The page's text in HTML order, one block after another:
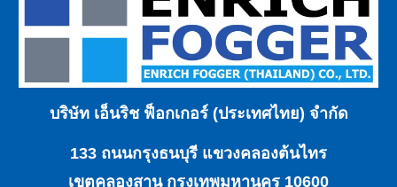
บริษัท เอ็นริช ฟ็อกเกอร์ (ประเทศไทย) จำกัด
133 ถนนกรุงธนบุรี แขวงคลองต้นไทร
เขตคลองสาน กรุงเทพมหานคร 10600